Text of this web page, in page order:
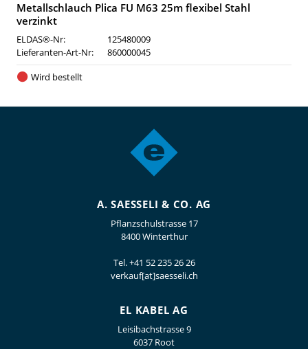
Metallschlauch Plica FU M63 25m flexibel Stahl
verzinkt
ELDAS®-Nr:
125480009
Lieferanten-Art-Nr:
860000045
Wird bestellt
A. SAESSELI & CO. AG
Pflanzschulstrasse 17
8400 Winterthur
Tel.+41 52 235 26 26
verkauf[at]saesseli.ch
EL KABEL AG
Leisibachstrasse 9
6037 Root